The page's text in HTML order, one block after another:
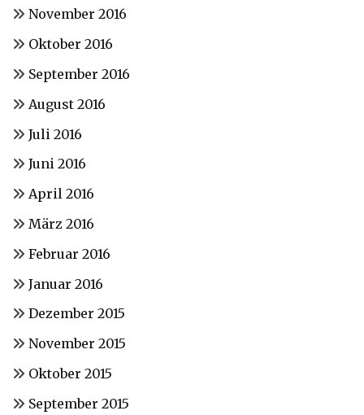
November 2016
Oktober 2016
September 2016
August 2016
Juli 2016
Juni 2016
April 2016
März 2016
Februar 2016
Januar 2016
Dezember 2015
November 2015
Oktober 2015
September 2015